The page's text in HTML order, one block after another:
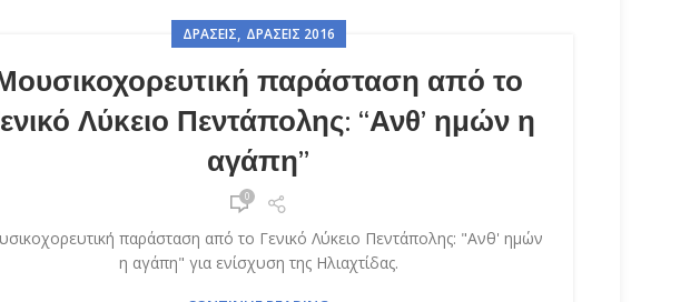
ΔΡΆΣΕΙΣ, ΔΡΆΣΕΙΣ 2016
παράσταση από το
Λύκειο Πεντάπολης: “Ανθ’ ημών η
αγάπη”
0
παράσταση από το Γενικό Λύκειο Πεντάπολης: "Ανθ' ημών
η αγάπη" για ενίσχυση της Ηλιαχτίδας.